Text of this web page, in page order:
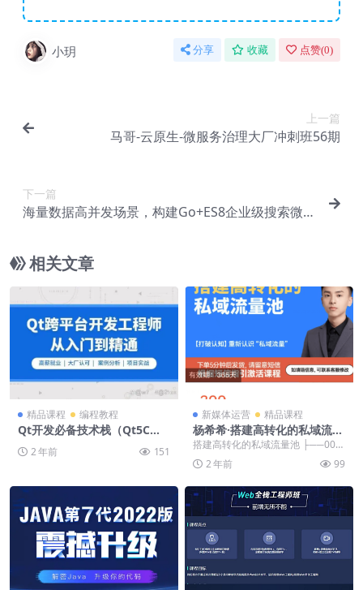
小玥 分享 收藏 点赞(0)
上一篇
马哥-云原生-微服务治理大厂冲刺班56期
下一篇
海量数据高并发场景，构建Go+ES8企业级搜索微服
相关文章
精品课程 编程教程
Qt开发必备技术栈（Qt5C语
t实战）
2 年前 151
新媒体运营 精品课程
杨希希·搭建高转化的私域流量
池价值399元
搭建高转化的私域流量池 ├──001.
结束篇 .mp4 8.37M ├──002...
2 年前 99